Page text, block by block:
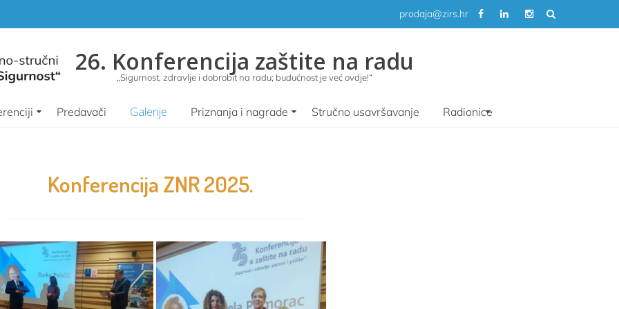
prodaja@zirs.hr
26. Konferencija zaštite na radu
„Sigurnost, zdravlje i dobrobit na radu; budućnost je već ovdje!“
Predavači Galerije Priznanja i nagrade Stručno usavršavanje Radionice
Konferencija ZNR 2025.